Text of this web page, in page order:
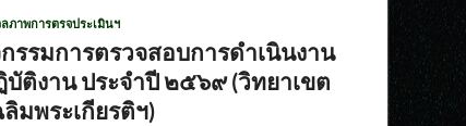
ภาพการตรจประเมินฯ
รรมการตรวจสอบการดำเนินงาน
ติงาน ประจำปี ๒๕๖๙ (วิทยาเขต
มพระเกียรติฯ)